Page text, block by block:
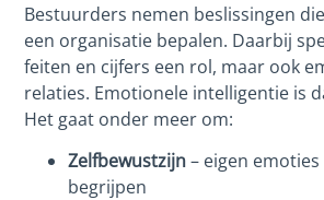
Bestuurders nemen beslissingen
een organisatie bepalen. Daarbij
feiten en cijfers een rol, maar ook
relaties. Emotionele intelligentie is
Het gaat onder meer om:
Zelfbewustzijn– eigen
begrijpen